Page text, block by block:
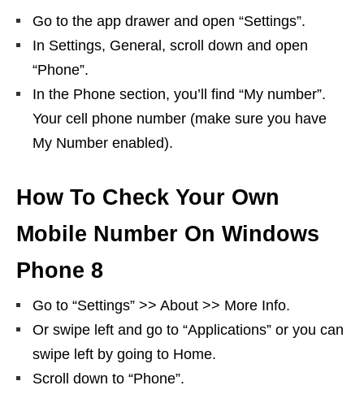
Go to the app drawer and open “Settings”.
In Settings, General, scroll down and open
“Phone”.
In the Phone section, you’ll find “My number”.
Your cell phone number (make sure you have
My Number enabled).
How To Check Your Own
Mobile Number On Windows
Phone 8
Go to “Settings” >> About >> More Info.
Or swipe left and go to “Applications” or you can
swipe left by going to Home.
Scroll down to “Phone”.